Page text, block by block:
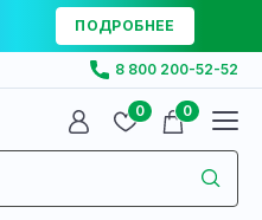
ПОДРОБНЕЕ
8 800 200-52-52
0 0